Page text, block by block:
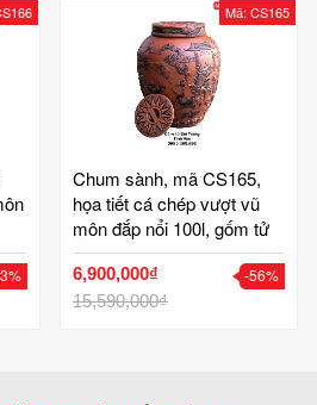
Mã: CS165
Chum sành, mã CS165,
họa tiết cá chép vượt vũ
môn đắp nổi 100l, gốm tử
sa Bát Tràng, ko men, khử
độc, gốm Tinh Vân
6,900,000₫
15,590,000₫
-56%